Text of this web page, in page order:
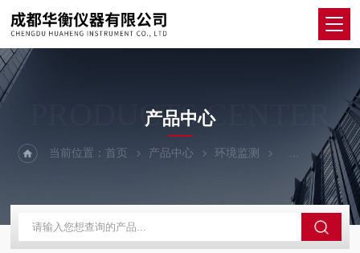
PRODUCTS CENTER
产品中心
当前位置：首页 产品中心 环境监测 数字式温湿度计